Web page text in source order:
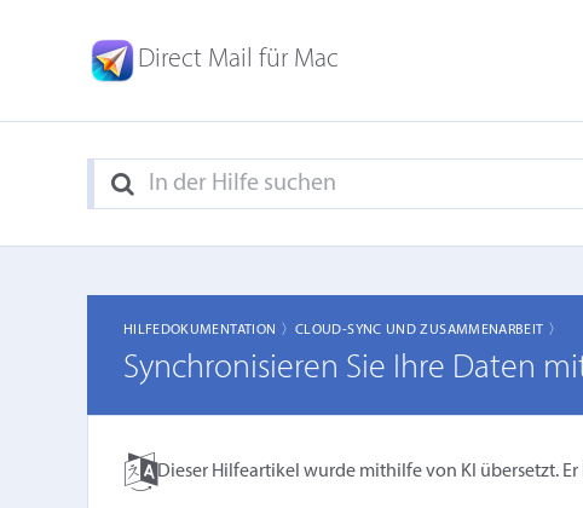
Direct Mail für Mac
HILFEDOKUMENTATION 〉CLOUD-SYNC UND ZUSAMMENARBEIT 〉
Synchronisieren Sie Ihre Daten
Dieser Hilfeartikel wurde mithilfe von KI übersetzt.